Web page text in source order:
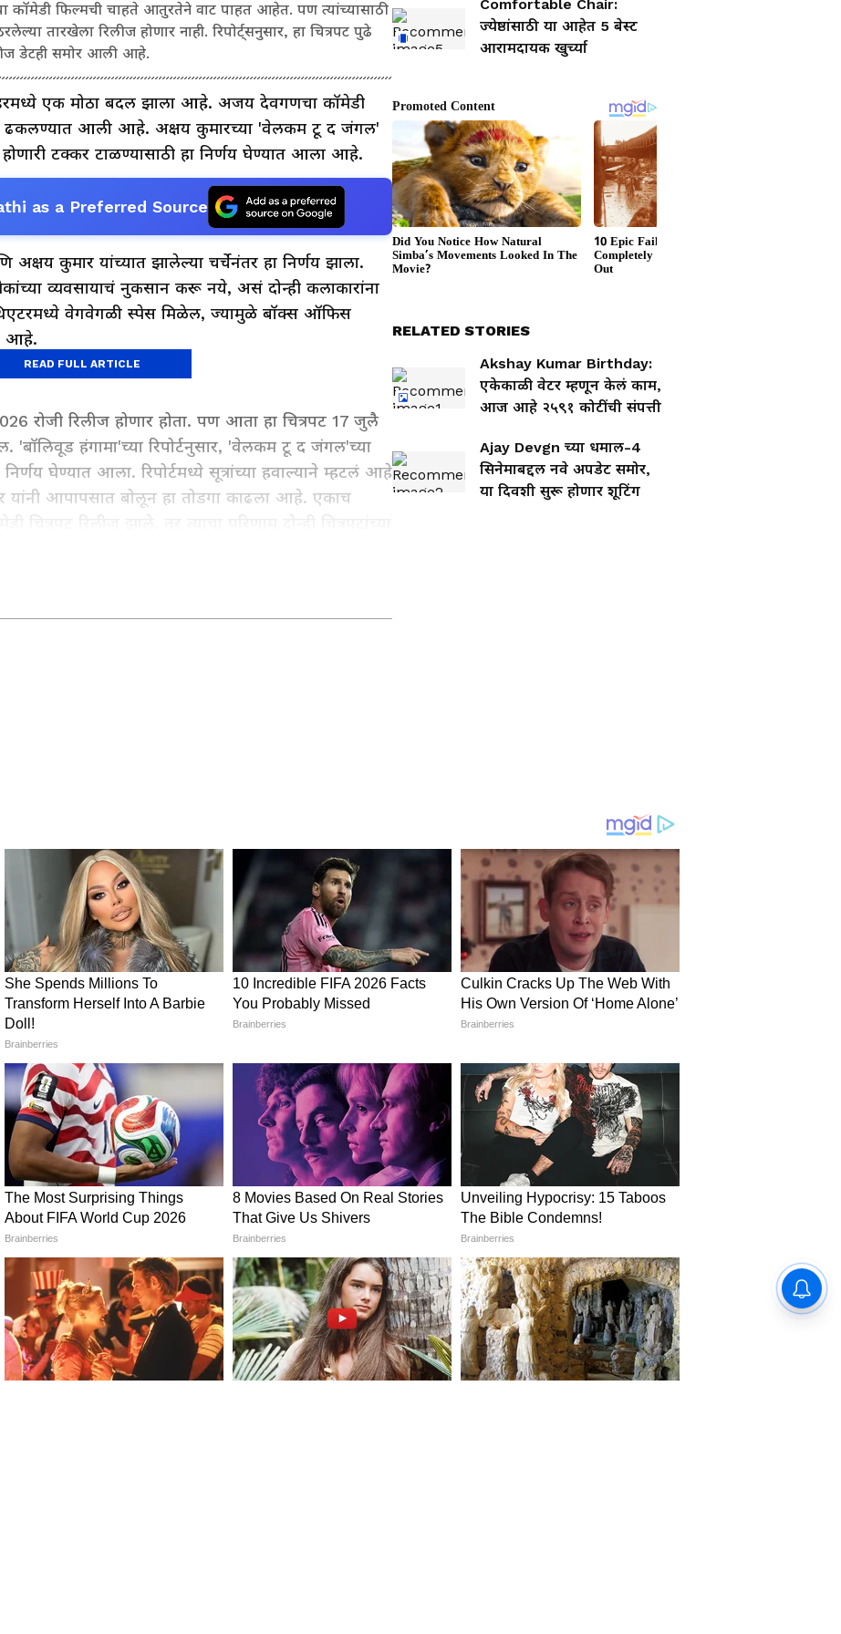
फिल्मची चाहते आतुरतेने वाट पाहत आहेत. पण त्यांच्यासाठी
तारखेला रिलीज होणार नाही. रिपोर्ट्सनुसार, हा चित्रपट पुढे
डेटही समोर आली आहे.
एक मोठा बदल झाला आहे. अजय देवगणचा कॉमेडी
ढकलण्यात आली आहे. अक्षय कुमारच्या 'वेलकम टू द जंगल'
होणारी टक्कर टाळण्यासाठी हा निर्णय घेण्यात आला आहे.
as a Preferred Source
कुमार यांच्यात झालेल्या चर्चेनंतर हा निर्णय झाला.
व्यवसायाचं नुकसान करू नये, असं दोन्ही कलाकारांना
थिएटरमध्ये वेगवेगळी स्पेस मिळेल, ज्यामुळे बॉक्स ऑफिस
आहे.
रोजी रिलीज होणार होता. पण आता हा चित्रपट 17 जुलै
'बॉलिवूड हंगामा'च्या रिपोर्टनुसार, 'वेलकम टू द जंगल'च्या
घेण्यात आला. रिपोर्टमध्ये सूत्रांच्या हवाल्याने म्हटलं आहे
आपापसात बोलून हा तोडगा काढला आहे. एकाच
काम, आज
Ajay Devgn च्या धमाल-4
सिनेमाबद्दल नवे अपडेट समोर, या
दिवशी सुरू होणार शूटिंग
अहमद खान करत आहेत. 26 जून 2026 रोजी रिलीज
सुनील शेट्टी, जॅकी श्रॉफ, रवीना टंडन, दिशा पाटनी,
रावल, जॉनी लिव्हर, लारा दत्ता, श्रेयस तळपदे आणि तुषार
हे कलाकार दिसणार आहेत. या चित्रपटात संजीदा शेख,
आणि रवी किशन यांच्याही भूमिका आहेत.
READ FULL ARTICLE
Comfortable Chair:
ज्येष्ठांसाठी या आहेत 5 बेस्ट
आरामदायक खुर्च्या
RELATED STORIES
Akshay Kumar Birthday:
एकेकाळी वेटर म्हणून केलं काम,
आज आहे २५९१ कोटींची संपत्ती
Ajay Devgn च्या धमाल-4
सिनेमाबद्दल नवे अपडेट समोर,
या दिवशी सुरू होणार शूटिंग